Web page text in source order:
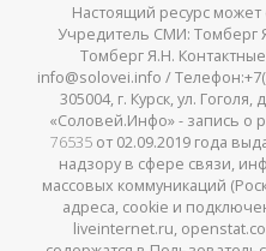
Настоящий ресурс
Учредитель СМИ: Томберг
Томберг Я.Н.
info@solovei.info /
305004, г. Курск, ул.
«Соловей.Инфо» - запись о
76535от 02.09.2019 года
надзору в сфере связи,
массовых коммуникаций
адреса, cookie и
liveinternet.ru,